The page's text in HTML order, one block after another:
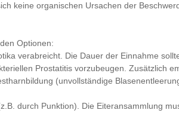
keine organischen Ursachen der
Optionen:
verabreicht. Die Dauer der Einnahme
Prostatitis vorzubeugen. Zusätzlich
(unvollständige
durch Punktion). Die Eiteransammlung